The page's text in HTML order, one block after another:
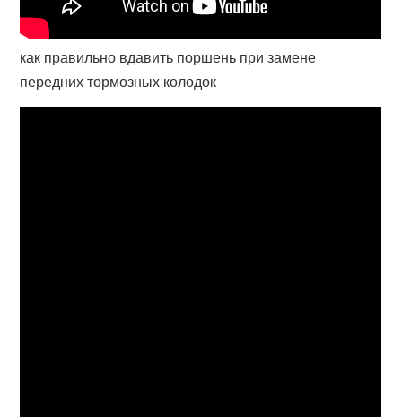
как правильно вдавить поршень при замене
передних тормозных колодок